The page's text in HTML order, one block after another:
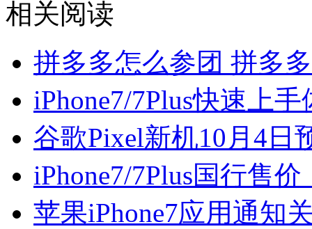
相关阅读
拼多多怎么参团 拼多
iPhone7/7Plus快速上
谷歌Pixel新机10月4日
iPhone7/7Plus国行售
苹果iPhone7应用通知